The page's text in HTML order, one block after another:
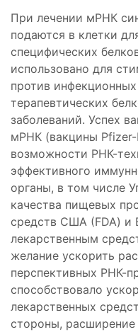
При лечении мРНК
подаются в клетки
специфических
использовано для
против
терапевтических
заболеваний. Успех
мРНК (вакцины Pfizer-
возможности РНК-
эффективного
органы, в том числе
качества пищевых
средств США (FDA) и
лекарственным
желание ускорить
перспективных РНК-
способствовало
лекарственных
стороны,